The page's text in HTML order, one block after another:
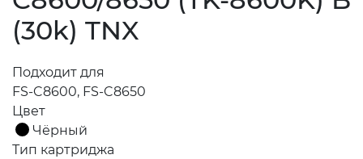
(30k) TNX
Подходит для
FS-C8600, FS-C8650
Цвет
Чёрный
Тип картриджа